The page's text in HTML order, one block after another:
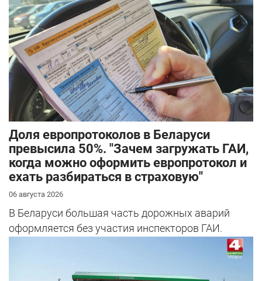
Доля европротоколов в Беларуси
превысила 50%. "Зачем загружать ГАИ,
когда можно оформить европротокол и
ехать разбираться в страховую"
06 августа 2026
В Беларуси большая часть дорожных аварий
оформляется без участия инспекторов ГАИ.